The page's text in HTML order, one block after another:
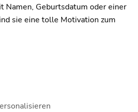
Namen, Geburtsdatum oder einer
sie eine tolle Motivation zum